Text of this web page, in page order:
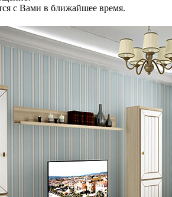
с Вами в ближайшее время.